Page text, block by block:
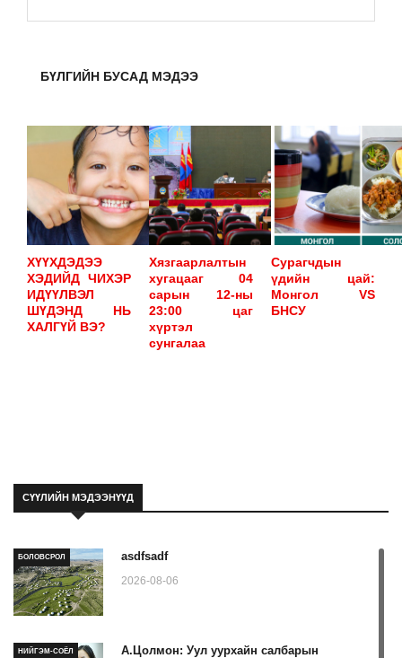
БҮЛГИЙН БУСАД МЭДЭЭ
ХҮҮХДЭДЭЭ
ХЭДИЙД ЧИХЭР
ИДҮҮЛВЭЛ
ШҮДЭНД НЬ
ХАЛГҮЙ ВЭ?
Хязгаарлалтын
хугацааг 04
сарын 12-ны
23:00 цаг
хүртэл
сунгалаа
Сурагчдын
үдийн цай:
Монгол VS
БНСУ
СҮҮЛИЙН МЭДЭЭНҮҮД
БОЛОВСРОЛ asdfsadf
2026-08-06
НИЙГЭМ-СОЁЛ
А.Цолмон: Уул уурхайн салбарын